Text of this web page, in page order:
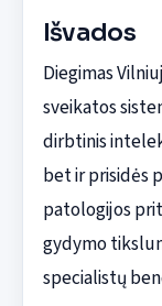
Išvados
Diegimas
sveikatos
dirbtinis
bet ir prisidės
patologijos
gydymo
specialistų